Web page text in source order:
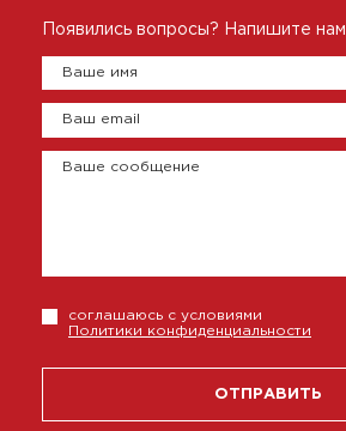
Появились вопросы? Напишите нам.
Ваше имя
Ваш email
Ваше сообщение
соглашаюсь с условиями
Политики конфиденциальности
ОТПРАВИТЬ